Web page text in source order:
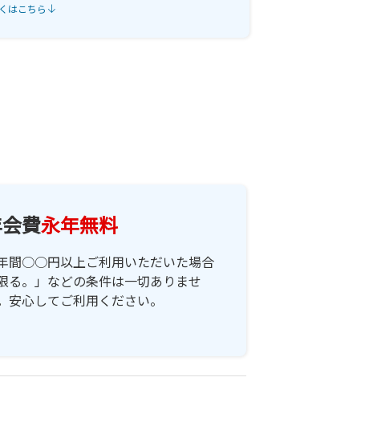
はこちら
費永年無料
年間○○円以上ご利用いただいた場合
る。」などの条件は一切ありませ
安心してご利用ください。